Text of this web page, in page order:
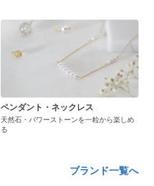
ペンダント・ネックレス
天然石・パワーストーンを一粒から楽しめ
る
ブランド一覧へ